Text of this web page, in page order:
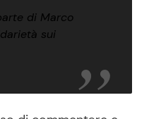
di Marco
sui